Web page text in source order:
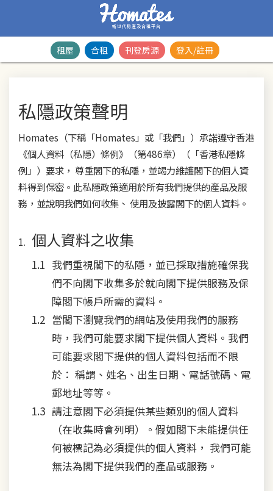
新世代房產及合租平台
租屋 合租 刊登房源 登入/註冊
私隱政策聲明
Homates（下稱「Homates」或「我們」）承諾遵守香港
《個人資料（私隱）條例》（第486章）（「香港私隱條
例」）要求， 尊重閣下的私隱，並竭力維護閣下的個人資
料得到保密。此私隱政策適用於所有我們提供的產品及服
務，並說明我們如何收集、 使用及披露閣下的個人資料。
個人資料之收集
我們重視閣下的私隱，並已採取措施確保我
們不向閣下收集多於就向閣下提供服務及保
障閣下帳戶所需的資料。
當閣下瀏覽我們的網站及使用我們的服務
時，我們可能要求閣下提供個人資料。我們
可能要求閣下提供的個人資料包括而不限
於： 稱謂、姓名、出生日期、電話號碼、電
郵地址等等。
請注意閣下必須提供某些類別的個人資料
（在收集時會列明）。假如閣下未能提供任
何被標記為必須提供的個人資料， 我們可能
無法為閣下提供我們的產品或服務。